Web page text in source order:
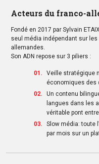
Acteurs du franco-
Fondé en 2017 par Sylvain
seul média indépendant sur
allemandes.
Son ADN repose sur 3 piliers :
Veille stratégique
économiques des
Un contenu
langues dans les
véritable pont
Slow média: toute
par mois sur un